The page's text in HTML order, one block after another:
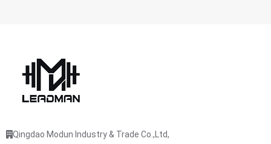
Qingdao Modun Industry & Trade Co.,Ltd,